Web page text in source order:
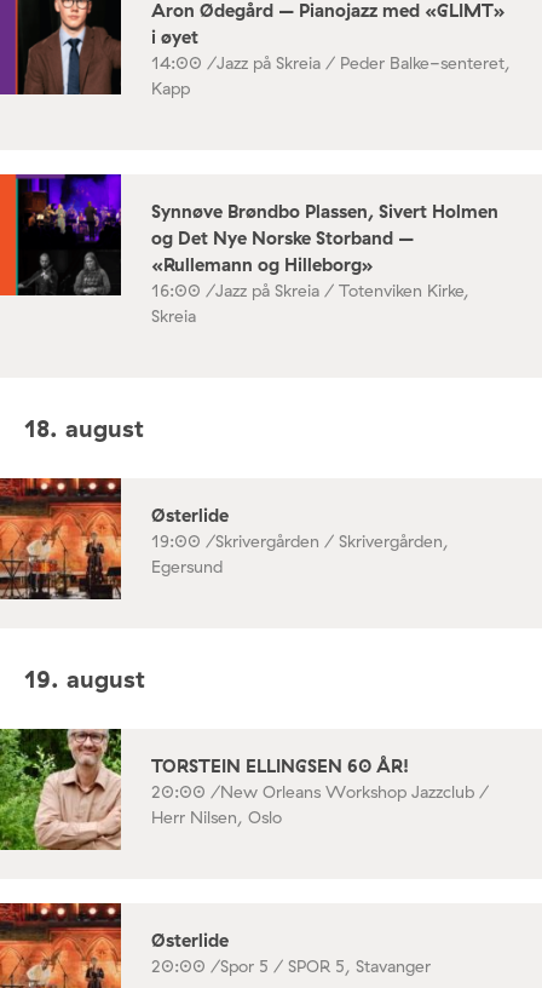
Aron Ødegård – Pianojazz med «GLIMT»
i øyet
14:00 /Jazz på Skreia / Peder Balke-senteret,
Kapp
Synnøve Brøndbo Plassen, Sivert Holmen
og Det Nye Norske Storband –
«Rullemann og Hilleborg»
16:00 /Jazz på Skreia / Totenviken Kirke,
Skreia
18. august
Østerlide
19:00 /Skrivergården / Skrivergården,
Egersund
19. august
TORSTEIN ELLINGSEN 60 ÅR!
20:00 /New Orleans Workshop Jazzclub /
Herr Nilsen, Oslo
Østerlide
20:00 /Spor 5 / SPOR 5, Stavanger